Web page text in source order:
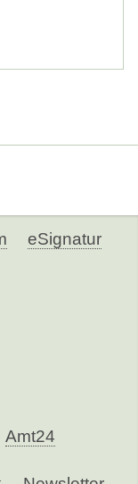
eSignatur
Amt24